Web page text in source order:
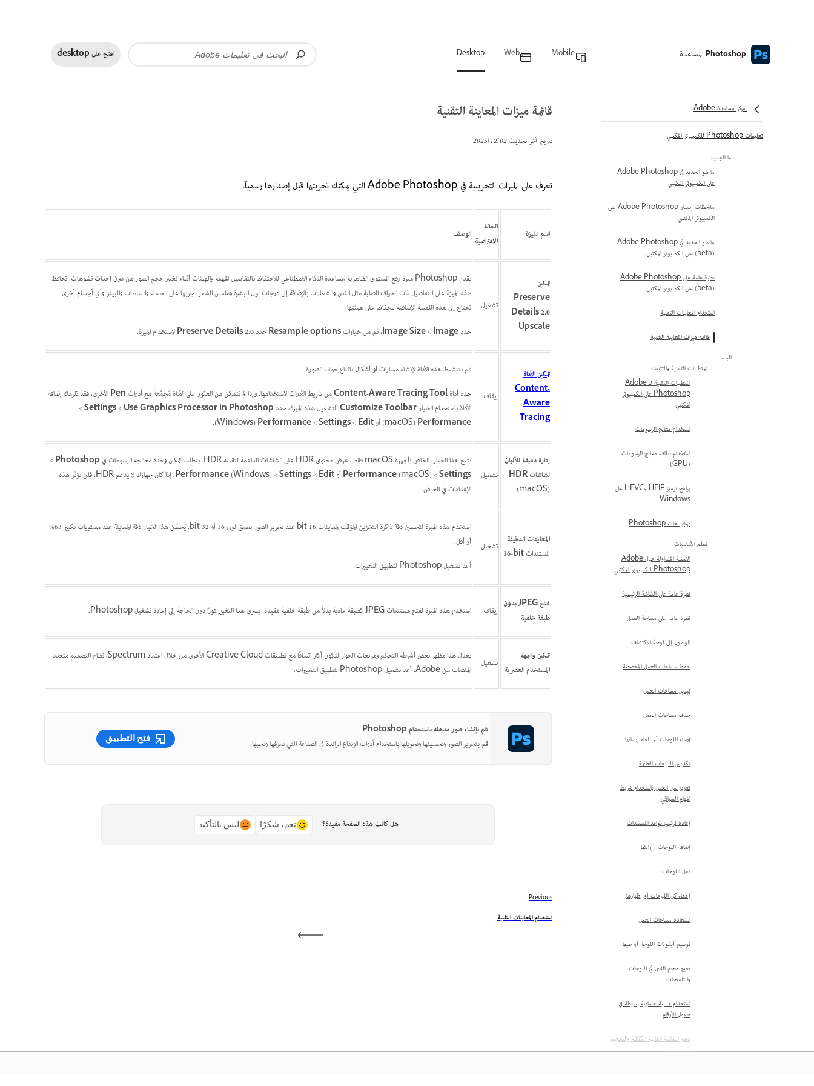
Photoshop المساعدة Mobile
Web
Desktop افتح علىdesktop
مركز مساعدة Adobe
تعليمات Photoshop للكمبيوتر المكتبي
ما الجديد
ما هو الجديد في Adobe Photoshop
على الكمبيوتر المكتبي
ملاحظات إصدار Adobe Photoshop على
الكمبيوتر المكتبي
ما هو الجديد في Adobe Photoshop
(beta) على الكمبيوتر المكتبي
نظرة عامة على Adobe Photoshop
(beta) على الكمبيوتر المكتبي
استخدام المعاينات التقنية
قائمة ميزات المعاينة التقنية
البدء
المتطلبات التقنية والتثبيت
المتطلبات التقنية لـ Adobe
Photoshop على الكمبيوتر
المكتبي
استخدام معالج الرسومات
استخدام بطاقة معالج الرسومات
(GPU)
برامج ترميز HEIF وHEVC على
Windows
توفر لغات Photoshop
تعلّم الأساسيات
الأسئلة المتداولة حول Adobe
Photoshop للكمبيوتر المكتبي
نظرة عامة على الشاشة الرئيسية
نظرة عامة على مساحة العمل
الوصول إلى لوحة الاكتشاف
حفظ مساحات العمل المخصصة
تبديل مساحات العمل
حذف مساحات العمل
إرساء اللوحات أو إلغاء إرسائها
تكديس اللوحات العائمة
تعزيز سير العمل باستخدام شريط
المهام السياقي
إعادة ترتيب نوافذ المستندات
إضافة اللوحات وإزالتها
نقل اللوحات
إخفاء كل اللوحات أو إظهارها
استعادة مساحات العمل
توسيع أيقونات اللوحة أو طيها
تغيير حجم النص في اللوحات
والتلميحات
استخدام عملية حسابية بسيطة في
حقول الأرقام
دعم الشاشة العالية الكثافة والتحجيم
لكل شاشة
قائمة ميزات المعاينة التقنية
تاريخ آخر تحديث02‏/12‏/2025
تعرف على الميزات التجريبية في Adobe Photoshop التي يمكنك تجربتها قبل إصدارها رسمياً.
اسم الميزة
الحالة
الافتراضية
الوصف
تمكين
Preserve
Details 2.0
Upscale
تشغيل
يقدم Photoshop ميزة رفع المستوى الظاهرية بمساعدة الذكاء الاصطناعي للاحتفاظ بالتفاصيل المهمة والهيئات أثناء تغيير حجم الصور من دون إحداث تشوهات. تحافظ
هذه الميزة على التفاصيل ذات الحواف الصلبة مثل النص والشعارات بالإضافة إلى درجات لون البشرة وملمس الشعر. جربها على الحساء والسلطات والبيتزا وأي أجسام أخرى
تحتاج إلى هذه اللمسة الإضافية للحفاظ على هيئتها.
حددImage
‏>
Image Size، ثم من خياراتResample optionsحددPreserve Details 2.0لاستخدام الميزة.
تمكين الأداة
Content-
Aware
Tracing
إيقاف
قم بتنشيط هذه الأداة لإنشاء مسارات أو أشكال باتباع حواف الصورة.
حدد أداةContent-Aware Tracing Toolمن شريط الأدوات لاستخدامها. وإذا لم تتمكن من العثور على الأداة مُجمَّعة مع أدواتPenالأخرى، فقد تلزمك إضافة
الأداة باستخدام الخيارCustomize Toolbar. لتشغيل هذه الميزة، حددUse Graphics Processor in Photoshop
‏>
Settings
‏>
Performance‏(macOS) أو Edit
‏>
Settings
‏>
Performance
‏(Windows).
إدارة دقيقة للألوان
لشاشات HDR
‏(macOS)
تشغيل
يتيح هذا الخيار، الخاص بأجهزة macOS فقط، عرض محتوى HDR على الشاشات الداعمة لتقنية HDR. يتطلب تمكين وحدة معالجة الرسومات في Photoshop
‏>
Settings
‏>
Performance(macOS) أو Edit
‏>
Settings
‏>
Performance
(Windows). إذا كان جهازك لا يدعم HDR، فلن تؤثر هذه
الإعدادات في العرض.
المعاينات الدقيقة
لمستندات ‎16-bit
تشغيل
استخدم هذه الميزة لتحسين دقة ذاكرة التخزين المؤقت لمعاينات 16 bit عند تحرير الصور بعمق لوني 16 أو 32 bit. يُحسِّن هذا الخيار دقة المعاينة عند مستويات تكبير 63%
أو أقل.
أعد تشغيل Photoshop لتطبيق التغييرات.
فتح JPEG بدون
طبقة خلفية
إيقاف استخدم هذه الميزة لفتح مستندات JPEG كطبقة عادية بدلاً من طبقة خلفية مقيدة. يسري هذا التغيير فورًا دون الحاجة إلى إعادة تشغيل Photoshop.
تمكين واجهة
المستخدم العصرية
تشغيل
يعدل هذا مظهر بعض أشرطة التحكم ومربعات الحوار لتكون أكثر اتساقًا مع تطبيقات Creative Cloud الأخرى من خلال اعتماد Spectrum، نظام التصميم متعدد
المنصات من Adobe. أعد تشغيل Photoshop لتطبيق التغييرات.
قم بإنشاء صور مذهلة باستخدام Photoshop
قم بتحرير الصور وتحسينها وتحويلها باستخدام أدوات الإبداع الرائدة في الصناعة التي تعرفها وتحبها.
فتح التطبيق
هل كانت هذه الصفحة مفيدة؟ نعم، شكرًا ليس بالتأكيد
Previous
استخدام المعاينات التقنية